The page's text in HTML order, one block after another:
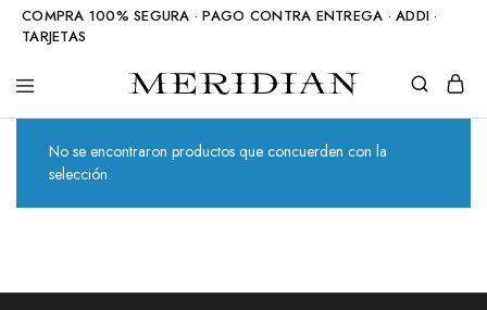
COMPRA 100% SEGURA · PAGO CONTRA ENTREGA · ADDI ·
TARJETAS
Meridian
Accesorios
piedra
natural
No se encontraron productos que concuerden con la
selección.